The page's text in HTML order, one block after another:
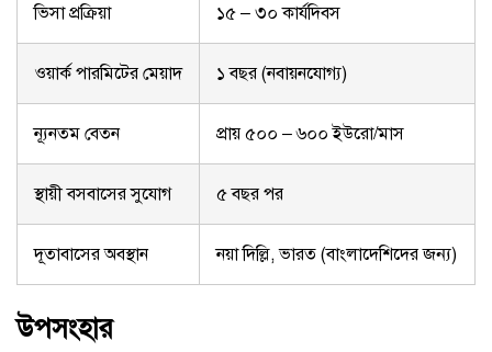
ভিসা প্রক্রিয়া ১৫ – ৩০ কার্যদিবস
ওয়ার্ক পারমিটের মেয়াদ ১ বছর (নবায়নযোগ্য)
ন্যূনতম বেতন প্রায় ৫০০ – ৬০০ ইউরো/মাস
স্থায়ী বসবাসের সুযোগ ৫ বছর পর
দূতাবাসের অবস্থান নয়া দিল্লি, ভারত (বাংলাদেশিদের জন্য)
উপসংহার